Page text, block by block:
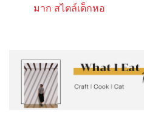
มาก สไตล์เด็กหอ